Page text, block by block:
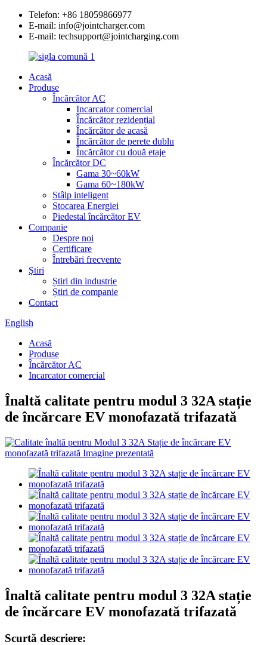
Telefon: +86 18059866977
E-mail: info@jointcharger.com
E-mail: techsupport@jointcharging.com
Acasă
Produse
Încărcător AC
Incarcator comercial
Încărcător rezidențial
Încărcător de acasă
Încărcător de perete dublu
Încărcător cu două etaje
Încărcător DC
Gama 30~60kW
Gama 60~180kW
Stâlp inteligent
Stocarea Energiei
Piedestal încărcător EV
Companie
Despre noi
Certificare
Întrebări frecvente
Ştiri
Știri din industrie
Știri de companie
Contact
English
Acasă
Produse
Încărcător AC
Incarcator comercial
Înaltă calitate pentru modul 3 32A stație
de încărcare EV monofazată trifazată
Înaltă calitate pentru modul 3 32A stație
de încărcare EV monofazată trifazată
Scurtă descriere: